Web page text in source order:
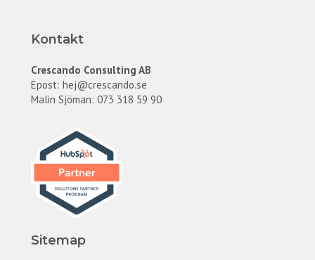
Kontakt
Crescando Consulting AB
Epost: hej@crescando.se
Malin Sjöman: 073 318 59 90
Sitemap